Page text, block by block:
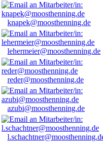
knapek@moosthenning.de
lehermeier@moosthenning.de
reder@moosthenning.de
azubi@moosthenning.de